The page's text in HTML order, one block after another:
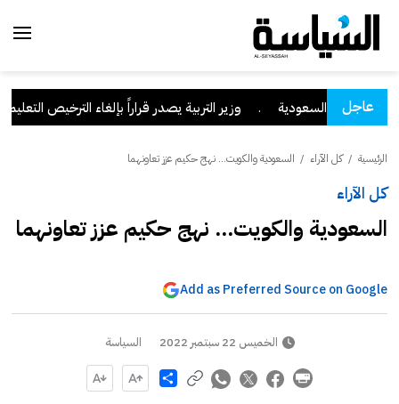
عاجل
نجران السعودية . وزير التربية يصدر قراراً بإلغاء الترخيص التعليمي
الرئيسية /كل الآراء / السعودية والكويت... نهج حكيم عزز تعاونهما
كل الآراء
السعودية والكويت... نهج حكيم عزز تعاونهما
Add as Preferred Source on Google
الخميس 22 سبتمبر 2022 السياسة
Share